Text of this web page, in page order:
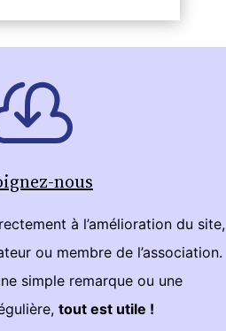
nous
à l’amélioration du site,
ou membre de l’association.
simple remarque ou une
tout est utile !